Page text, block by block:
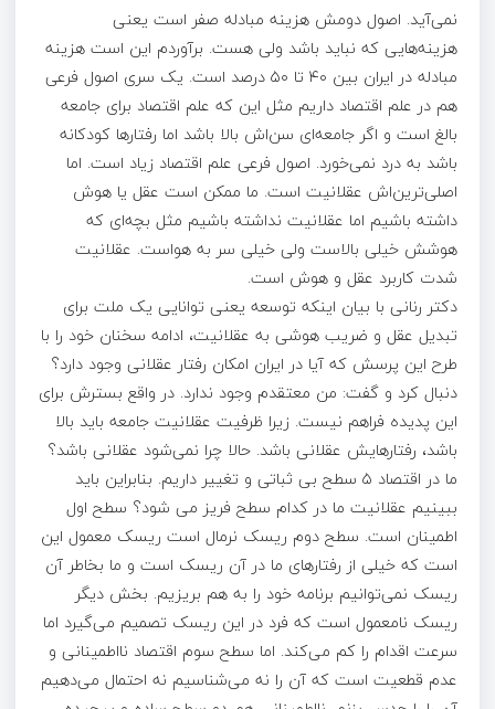
نمی‌آید. اصول دومش هزینه مبادله صفر است یعنی
هزینه‌هایی که نباید باشد ولی هست. برآوردم این است هزینه
مبادله در ایران بین ۴۰ تا ۵۰ درصد است. یک سری اصول فرعی
هم در علم اقتصاد داریم مثل این که علم اقتصاد برای جامعه
بالغ است و اگر جامعه‌ای سن‌اش بالا باشد اما رفتارها کودکانه
باشد به درد نمی‌خورد. اصول فرعی علم اقتصاد زیاد است. اما
اصلی‌ترین‌اش عقلانیت است. ما ممکن است عقل یا هوش
داشته باشیم اما عقلانیت نداشته باشیم مثل بچه‌ای که
هوشش خیلی بالاست ولی خیلی سر به هواست. عقلانیت
شدت کاربرد عقل و هوش است.
دکتر رنانی با بیان اینکه توسعه یعنی توانایی یک ملت برای
تبدیل عقل و ضریب هوشی به عقلانیت، ادامه سخنان خود را با
طرح این پرسش که آیا در ایران امکان رفتار عقلانی وجود دارد؟
دنبال کرد و گفت: من معتقدم وجود ندارد. در واقع بسترش برای
این پدیده فراهم نیست. زیرا ظرفیت عقلانیت جامعه باید بالا
باشد، رفتارهایش عقلانی باشد. حالا چرا نمی‌شود عقلانی باشد؟
ما در اقتصاد ۵ سطح بی ثباتی و تغییر داریم. بنابراین باید
ببینیم عقلانیت ما در کدام سطح فریز می شود؟ سطح اول
اطمینان است. سطح دوم ریسک نرمال است ریسک معمول این
است که خیلی از رفتارهای ما در آن ریسک است و ما بخاطر آن
ریسک نمی‌توانیم برنامه خود را به هم بریزیم. بخش دیگر
ریسک نامعمول است که فرد در این ریسک تصمیم می‌گیرد اما
سرعت اقدام را کم می‌کند. اما سطح سوم اقتصاد نااطمینانی و
عدم قطعیت است که آن را نه می‌شناسیم نه احتمال می‌دهیم